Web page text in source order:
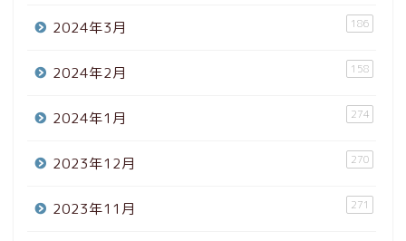
2024年3月 186
2024年2月 158
2024年1月 274
2023年12月 270
2023年11月 271